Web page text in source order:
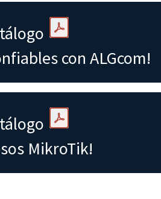
con ALGcom!
MikroTik!